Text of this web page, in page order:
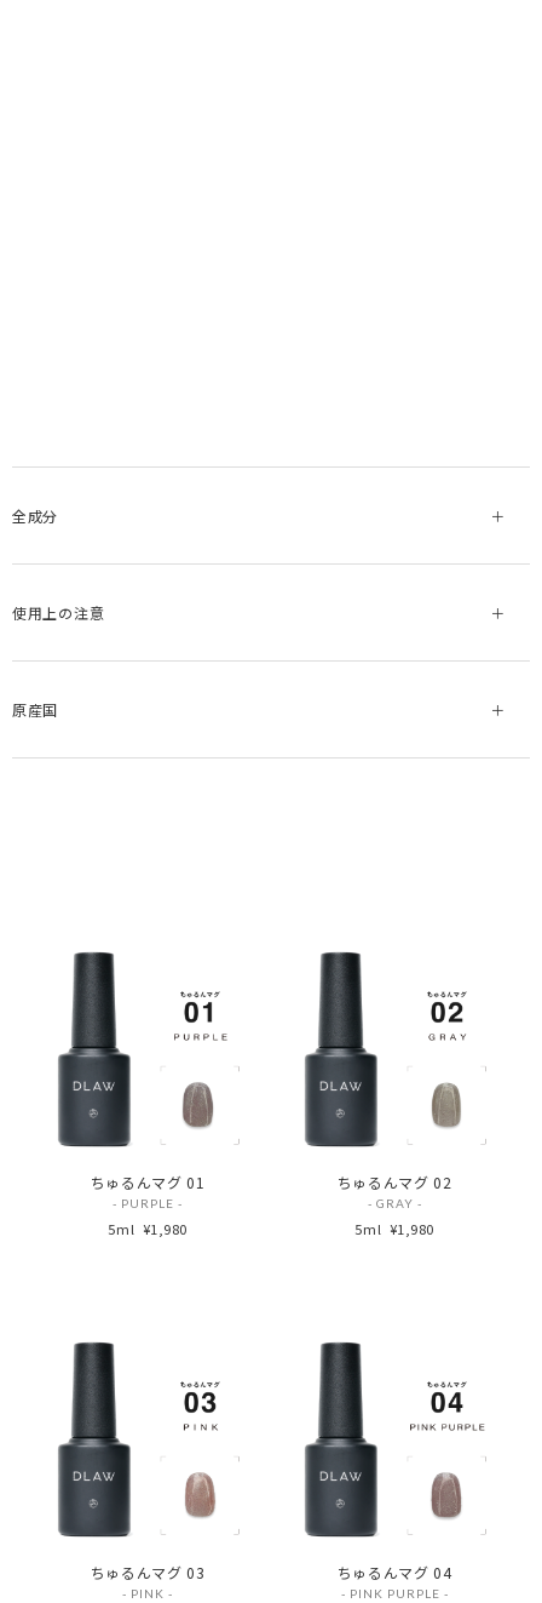
全成分
使用上の注意
原産国
ちゅるんマグ 01
- PURPLE -
5ml ¥1,980
ちゅるんマグ 02
- GRAY -
5ml ¥1,980
ちゅるんマグ 03
- PINK -
ちゅるんマグ 04
- PINK PURPLE -